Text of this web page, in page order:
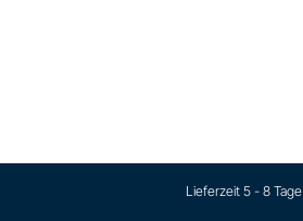
Lieferzeit 5 - 8 Tage